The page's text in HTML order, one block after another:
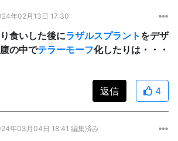
年02月13日 17:30
食いした後にラザルスプラント をデザ
の中でテラーモーフ化したりは・・・
返信
4
年03月04日 18:41 編集済み